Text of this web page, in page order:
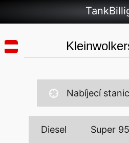
Nabíjecí
Diesel Super 95